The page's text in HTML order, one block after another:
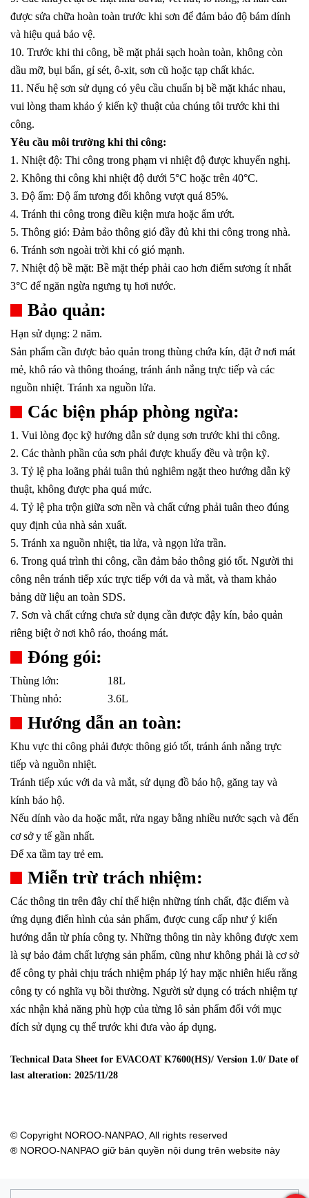
được sửa chữa hoàn toàn trước khi sơn để đảm bảo độ bám dính
và hiệu quả bảo vệ.
10. Trước khi thi công, bề mặt phải sạch hoàn toàn, không còn
dầu mỡ, bụi bẩn, gỉ sét, ô-xit, sơn cũ hoặc tạp chất khác.
11. Nếu hệ sơn sử dụng có yêu cầu chuẩn bị bề mặt khác nhau,
vui lòng tham khảo ý kiến kỹ thuật của chúng tôi trước khi thi
công.
Yêu cầu môi trường khi thi công:
1. Nhiệt độ: Thi công trong phạm vi nhiệt độ được khuyến nghị.
2. Không thi công khi nhiệt độ dưới 5°C hoặc trên 40°C.
3. Độ ẩm: Độ ẩm tương đối không vượt quá 85%.
4. Tránh thi công trong điều kiện mưa hoặc ẩm ướt.
5. Thông gió: Đảm bảo thông gió đầy đủ khi thi công trong nhà.
6. Tránh sơn ngoài trời khi có gió mạnh.
7. Nhiệt độ bề mặt: Bề mặt thép phải cao hơn điểm sương ít nhất
3°C để ngăn ngừa ngưng tụ hơi nước.
Bảo quản:
Hạn sử dụng: 2 năm.
Sản phẩm cần được bảo quản trong thùng chứa kín, đặt ở nơi mát
mẻ, khô ráo và thông thoáng, tránh ánh nắng trực tiếp và các
nguồn nhiệt. Tránh xa nguồn lửa.
Các biện pháp phòng ngừa:
1. Vui lòng đọc kỹ hướng dẫn sử dụng sơn trước khi thi công.
2. Các thành phần của sơn phải được khuấy đều và trộn kỹ.
3. Tỷ lệ pha loãng phải tuân thủ nghiêm ngặt theo hướng dẫn kỹ
thuật, không được pha quá mức.
4. Tỷ lệ pha trộn giữa sơn nền và chất cứng phải tuân theo đúng
quy định của nhà sản xuất.
5. Tránh xa nguồn nhiệt, tia lửa, và ngọn lửa trần.
6. Trong quá trình thi công, cần đảm bảo thông gió tốt. Người thi
công nên tránh tiếp xúc trực tiếp với da và mắt, và tham khảo
bảng dữ liệu an toàn SDS.
7. Sơn và chất cứng chưa sử dụng cần được đậy kín, bảo quản
riêng biệt ở nơi khô ráo, thoáng mát.
Đóng gói:
Thùng lớn:
18L
Thùng nhỏ:
3.6L
Hướng dẫn an toàn:
Khu vực thi công phải được thông gió tốt, tránh ánh nắng trực
tiếp và nguồn nhiệt.
Tránh tiếp xúc với da và mắt, sử dụng đồ bảo hộ, găng tay và
kính bảo hộ.
Nếu dính vào da hoặc mắt, rửa ngay bằng nhiều nước sạch và đến
cơ sở y tế gần nhất.
Để xa tầm tay trẻ em.
Miễn trừ trách nhiệm:
Các thông tin trên đây chỉ thể hiện những tính chất, đặc điểm và
ứng dụng điển hình của sản phẩm, được cung cấp như ý kiến
hướng dẫn từ phía công ty. Những thông tin này không được xem
là sự bảo đảm chất lượng sản phẩm, cũng như không phải là cơ sở
để công ty phải chịu trách nhiệm pháp lý hay mặc nhiên hiểu rằng
công ty có nghĩa vụ bồi thường. Người sử dụng có trách nhiệm tự
xác nhận khả năng phù hợp của từng lô sản phẩm đối với mục
đích sử dụng cụ thể trước khi đưa vào áp dụng.
Technical Data Sheet for EVACOAT K7600(HS)/ Version 1.0/ Date of
last alteration: 2025/11/28
© Copyright NOROO-NANPAO, All rights reserved
® NOROO-NANPAO giữ bản quyền nội dung trên website này